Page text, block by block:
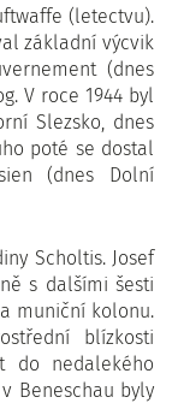
(letectvu).
základní výcvik
(dnes
V roce 1944 byl
Slezsko, dnes
poté se dostal
(dnes Dolní
Scholtis. Josef
s dalšími šesti
muniční kolonu.
blízkosti
do nedalekého
Beneschau byly